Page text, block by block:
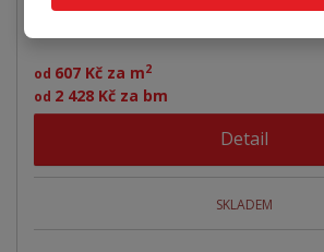
od 607 Kč za m2
od 2 428 Kč za bm
Detail
SKLADEM